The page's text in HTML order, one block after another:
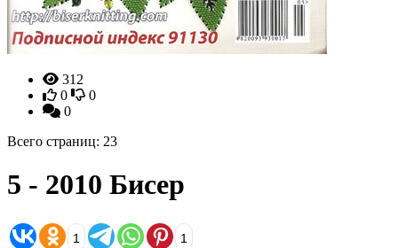
312
0
0
0
Всего страниц: 23
5 - 2010 Бисер
1 1